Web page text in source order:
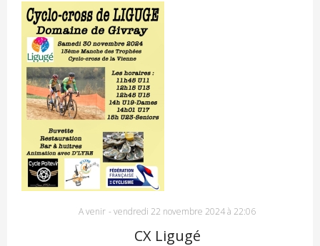
A venir - vendredi 22 novembre 2024 à 22:06
CX Ligugé